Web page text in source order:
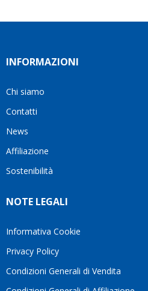
INFORMAZIONI
Chi siamo
Contatti
News
Affiliazione
Sostenibilità
NOTE LEGALI
Informativa Cookie
Privacy Policy
Condizioni Generali di Vendita